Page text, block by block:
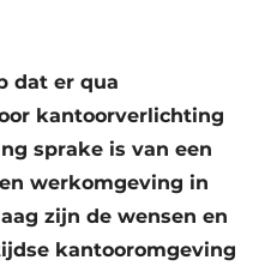
dat er qua
kantoorverlichting
sprake is van een
werkomgeving in
zijn de wensen en
kantooromgeving